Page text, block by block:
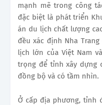
mạnh mẽ trong công
đặc biệt là phát triển
án du lịch chất lượng
đều xác định Nha
lịch lớn của Việt Nam
trọng để tỉnh xây dựng
đồng bộ và có tầm nhìn.
Ở cấp địa phương, tỉnh